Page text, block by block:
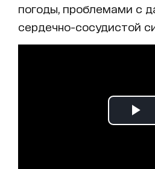
погоды, проблемами с
сердечно-сосудистой